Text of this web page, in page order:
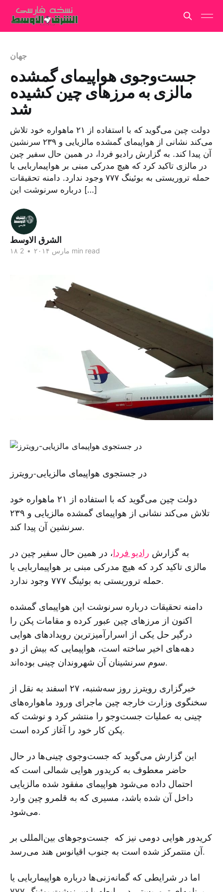
جهان
جست‌وجوی هواپیمای گمشده
مالزی به مرزهای چین کشیده
شد
دولت چین می‌گوید که با استفاده از ۲۱ ماهواره خود تلاش
می‌کند نشانی از هواپیمای گمشده مالزیایی و ۲۳۹ سرنشین
آن پیدا کند. به گزارش رادیو فردا، در همین حال سفیر چین
در مالزی تاکید کرد که هیچ مدرکی مبنی بر هواپیماربایی یا
حمله تروریستی به بوئینگ ۷۷۷ وجود ندارد. دامنه تحقیقات
درباره سرنوشت این […]
الشرق الاوسط
۱۸ مارس ۲۰۱۴ • 2 min read
در جستجوی هواپیمای مالزیایی-رویترز
دولت چین می‌گوید که با استفاده از ۲۱ ماهواره خود
تلاش می‌کند نشانی از هواپیمای گمشده مالزیایی و ۲۳۹
سرنشین آن پیدا کند.
به گزارش رادیو فردا، در همین حال سفیر چین در
مالزی تاکید کرد که هیچ مدرکی مبنی بر هواپیماربایی یا
حمله تروریستی به بوئینگ ۷۷۷ وجود ندارد.
دامنه تحقیقات درباره سرنوشت این هواپیمای گمشده
اکنون از مرزهای چین عبور کرده و مقامات پکن را
درگیر حل یکی از اسرارآمیزترین رویدادهای هوایی
دهه‌های اخیر ساخته است، هواپیمایی که بیش از دو
سوم سرنشینان آن شهروندان چینی بوده‌اند.
خبرگزاری رویترز روز سه‌شنبه، ۲۷ اسفند به نقل از
سخنگوی وزارت خارجه چین ماجرای ورود ماهواره‌های
چینی به عملیات جست‌وجو را منتشر کرد و نوشت که
پکن کار خود را آغاز کرده است.
این گزارش می‌گوید که جست‌وجوی چینی‌ها در حال
حاضر معطوف به کریدور هوایی شمالی است که
احتمال داده می‌شود هواپیمای مفقود شده مالزیایی
داخل آن شده باشد، مسیری که به قلمرو چین وارد
می‌شود.
کریدور هوایی دومی نیز که جست‌وجوهای بین‌المللی بر
آن منتمرکز شده است به جنوب اقیانوس هند می‌رسد.
اما در شرایطی که گمانه‌زنی‌ها درباره هواپیماربایی یا